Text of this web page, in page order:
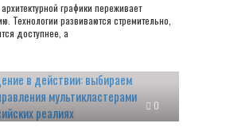
графики переживает
Технологии развиваются стремительно,
доступнее, а
0